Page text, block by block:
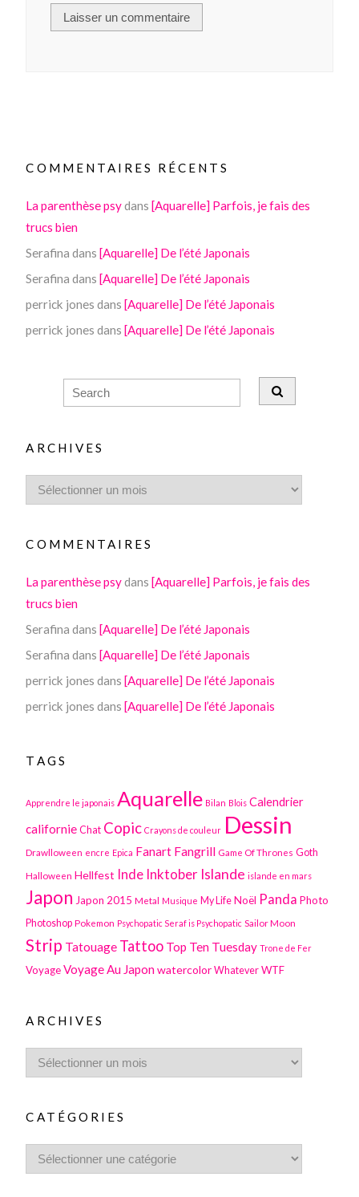
COMMENTAIRES RÉCENTS
La parenthèse psydans[Aquarelle] Parfois, je fais des
trucs bien
Serafina dans[Aquarelle] De l’été Japonais
Serafina dans[Aquarelle] De l’été Japonais
perrick jones dans[Aquarelle] De l’été Japonais
perrick jones dans[Aquarelle] De l’été Japonais
ARCHIVES
COMMENTAIRES
La parenthèse psydans[Aquarelle] Parfois, je fais des
trucs bien
Serafina dans[Aquarelle] De l’été Japonais
Serafina dans[Aquarelle] De l’été Japonais
perrick jones dans[Aquarelle] De l’été Japonais
perrick jones dans[Aquarelle] De l’été Japonais
TAGS
Apprendre le japonais Aquarelle Bilan Blois Calendrier
californie Chat Copic Crayons de couleur Dessin
Drawlloween encre Epica Fanart Fangrill Game Of Thrones Goth
Halloween Hellfest Inde Inktober Islande islande en mars
Japon Japon 2015 Metal Musique My Life Noël Panda Photo
Photoshop Pokemon Psychopatic Seraf is Psychopatic Sailor Moon
Strip Tatouage Tattoo Top Ten Tuesday Trone de Fer
Voyage Voyage Au Japon watercolor Whatever WTF
ARCHIVES
CATÉGORIES